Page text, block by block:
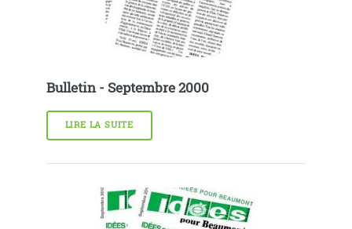
Bulletin - Septembre 2000
LIRE LA SUITE